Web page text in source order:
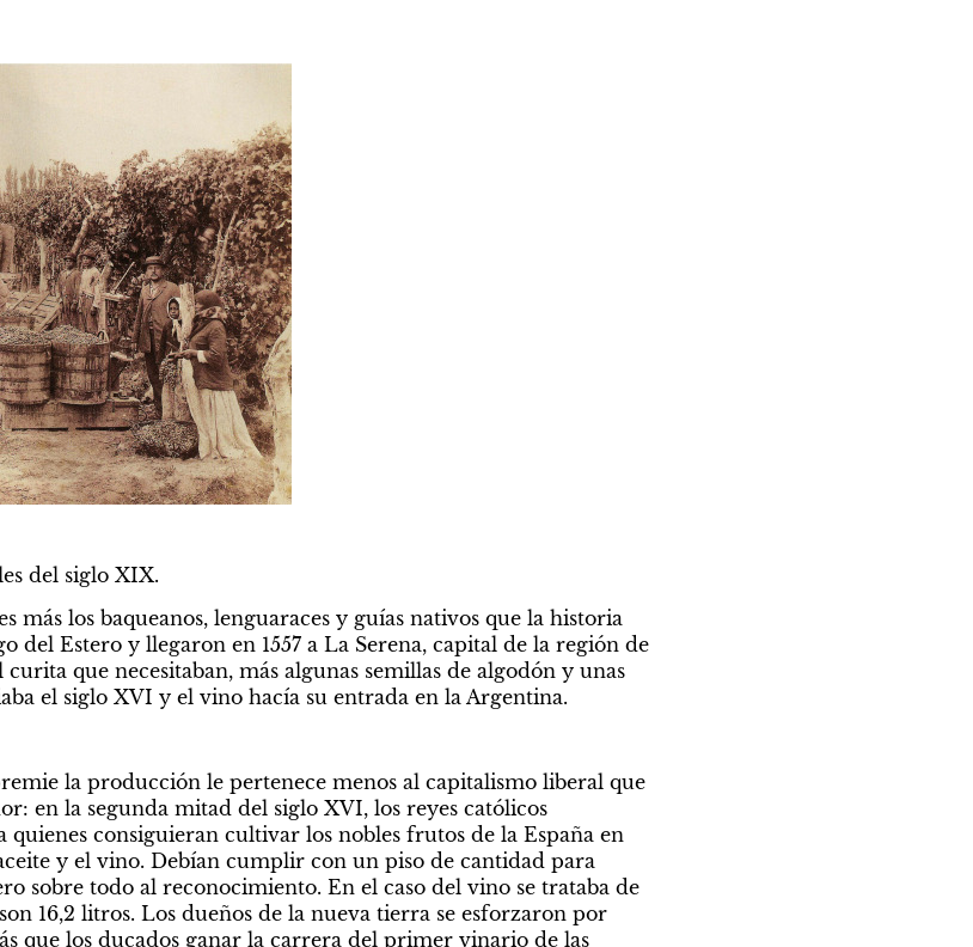
del siglo XIX.
más los baqueanos, lenguaraces y guías nativos que la historia
del Estero y llegaron en 1557 a La Serena, capital de la región de
que necesitaban, más algunas semillas de algodón y unas
el siglo XVI y el vino hacía su entrada en la Argentina.
la producción le pertenece menos al capitalismo liberal que
en la segunda mitad del siglo XVI, los reyes católicos
consiguieran cultivar los nobles frutos de la España en
y el vino. Debían cumplir con un piso de cantidad para
sobre todo al reconocimiento. En el caso del vino se trataba de
16,2 litros. Los dueños de la nueva tierra se esforzaron por
que los ducados ganar la carrera del primer vinario de las